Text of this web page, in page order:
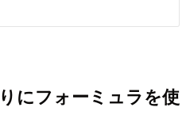
にフォーミュラを使